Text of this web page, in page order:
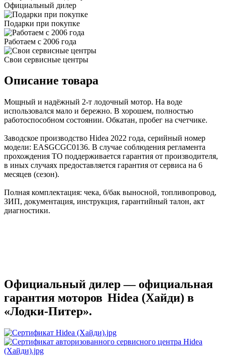
Официальный дилер
Подарки при покупке
Работаем с 2006 года
Свои сервисные центры
Описание товара
Мощный и надёжный 2-т лодочный мотор. На воде
использовался мало и бережно. В хорошем, полностью
работоспособном состоянии. Обкатан, пробег на счетчике.
Заводское производство Hidea 2022 года, серийный номер
модели: EASGCGC0136. В случае соблюдения регламента
прохождения ТО поддерживается гарантия от производителя,
в иных случаях предоставляется гарантия от сервиса на 6
месяцев (сезон).
Полная комплектация: чека, б/бак выносной, топливопровод,
ЗИП, документация, инструкция, гарантийный талон, акт
диагностики.
Официальный дилер — официальная
гарантия моторов Hidea (Хайди) в
«Лодки-Питер».